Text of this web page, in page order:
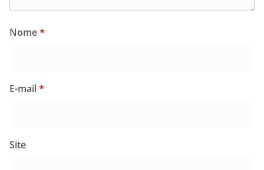
Nome*
E-mail*
Site